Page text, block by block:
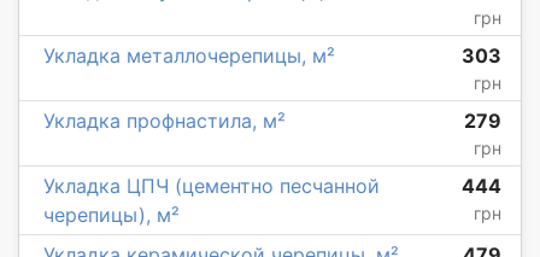
грн
Укладка металлочерепицы, м² 303
грн
Укладка профнастила, м² 279
грн
Укладка ЦПЧ (цементно песчанной
черепицы), м²
444
грн